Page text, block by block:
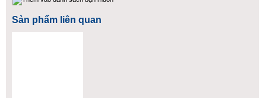
Sản phẩm liên quan